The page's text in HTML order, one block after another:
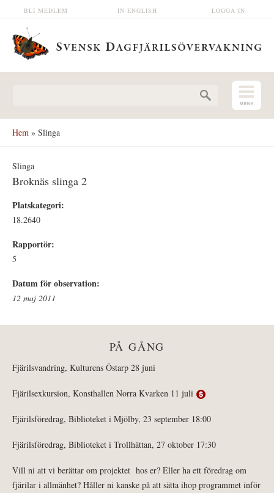
Hoppa till huvudinnehåll LOGGA IN
IN ENGLISH
BLI MEDLEM
Hem » Slinga
Slinga
Broknäs slinga 2
Platskategori:
18.2640
Rapportör:
5
Datum för observation:
12 maj 2011
PÅ GÅNG
Fjärilsvandring, Kulturens Östarp 28 juni
Fjärilsexkursion, Konsthallen Norra Kvarken 11 juli
Fjärilsföredrag, Biblioteket i Mjölby, 23 september 18:00
Fjärilsföredrag, Biblioteket i Trollhättan, 27 oktober 17:30
Vill ni att vi berättar om projektet hos er? Eller ha ett föredrag om
fjärilar i allmänhet? Håller ni kanske på att sätta ihop programmet inför